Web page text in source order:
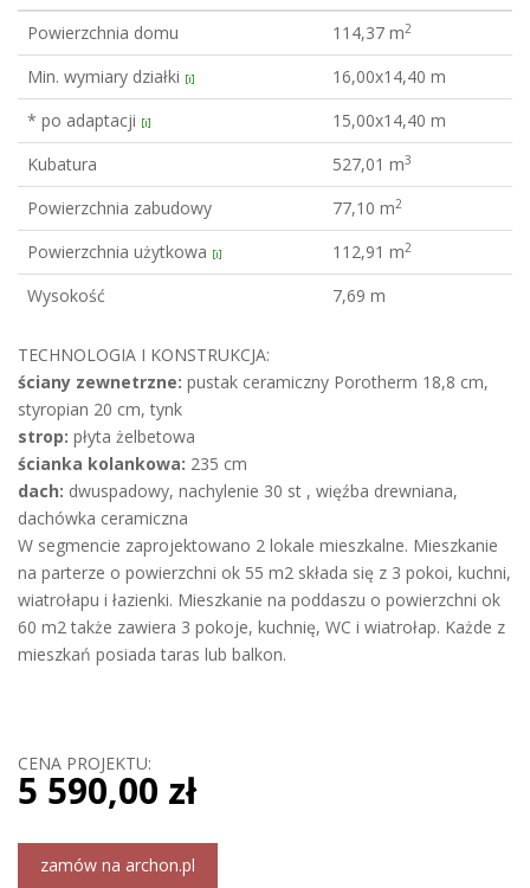
Powierzchnia domu
114,37 m2
Min. wymiary działki [i]
16,00x14,40 m
* po adaptacji [i]
15,00x14,40 m
Kubatura
527,01 m3
Powierzchnia zabudowy 77,10 m2
Powierzchnia użytkowa [i] 112,91 m2
Wysokość 7,69 m
TECHNOLOGIA I KONSTRUKCJA:
ściany zewnetrzne: pustak ceramiczny Porotherm 18,8 cm,
styropian 20 cm, tynk
strop: płyta żelbetowa
ścianka kolankowa: 235 cm
dach: dwuspadowy, nachylenie 30 st , więźba drewniana,
dachówka ceramiczna
W segmencie zaprojektowano 2 lokale mieszkalne. Mieszkanie
na parterze o powierzchni ok 55 m2 składa się z 3 pokoi, kuchni,
wiatrołapu i łazienki. Mieszkanie na poddaszu o powierzchni ok
60 m2 także zawiera 3 pokoje, kuchnię, WC i wiatrołap. Każde z
mieszkań posiada taras lub balkon.
CENA PROJEKTU:
5 590,00 zł
zamów na archon.pl